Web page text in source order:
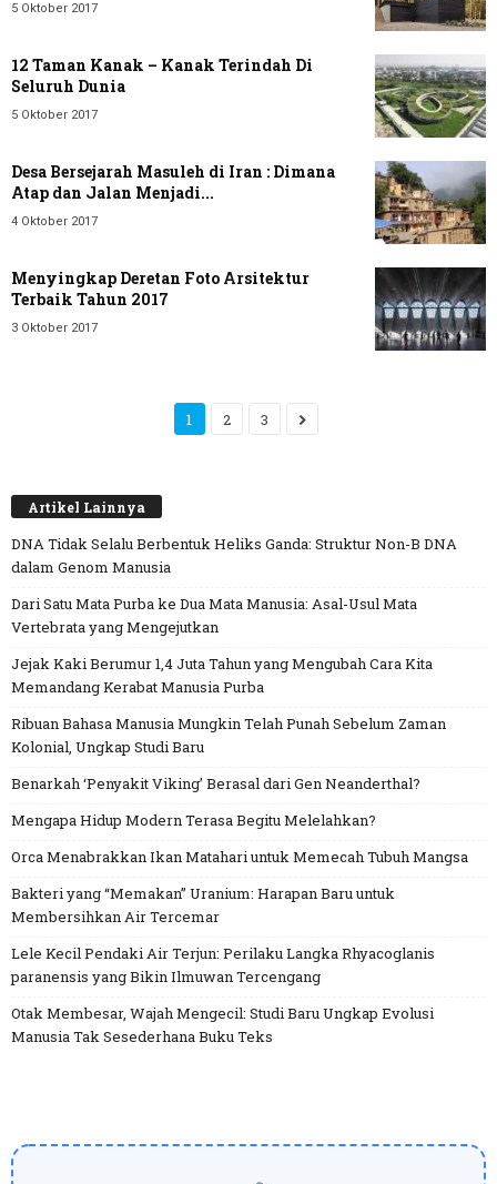
5 Oktober 2017
12 Taman Kanak – Kanak Terindah Di
Seluruh Dunia
5 Oktober 2017
Desa Bersejarah Masuleh di Iran : Dimana
Atap dan Jalan Menjadi...
4 Oktober 2017
Menyingkap Deretan Foto Arsitektur
Terbaik Tahun 2017
3 Oktober 2017
1 2 3
Artikel Lainnya
DNA Tidak Selalu Berbentuk Heliks Ganda: Struktur Non-B DNA
dalam Genom Manusia
Dari Satu Mata Purba ke Dua Mata Manusia: Asal-Usul Mata
Vertebrata yang Mengejutkan
Jejak Kaki Berumur 1,4 Juta Tahun yang Mengubah Cara Kita
Memandang Kerabat Manusia Purba
Ribuan Bahasa Manusia Mungkin Telah Punah Sebelum Zaman
Kolonial, Ungkap Studi Baru
Benarkah ‘Penyakit Viking’ Berasal dari Gen Neanderthal?
Mengapa Hidup Modern Terasa Begitu Melelahkan?
Orca Menabrakkan Ikan Matahari untuk Memecah Tubuh Mangsa
Bakteri yang “Memakan” Uranium: Harapan Baru untuk
Membersihkan Air Tercemar
Lele Kecil Pendaki Air Terjun: Perilaku Langka Rhyacoglanis
paranensis yang Bikin Ilmuwan Tercengang
Otak Membesar, Wajah Mengecil: Studi Baru Ungkap Evolusi
Manusia Tak Sesederhana Buku Teks